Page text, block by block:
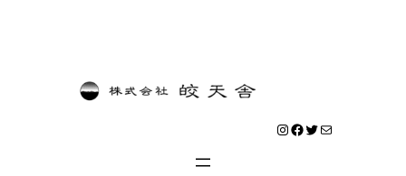
Instagram
Facebook
Twitter
メール